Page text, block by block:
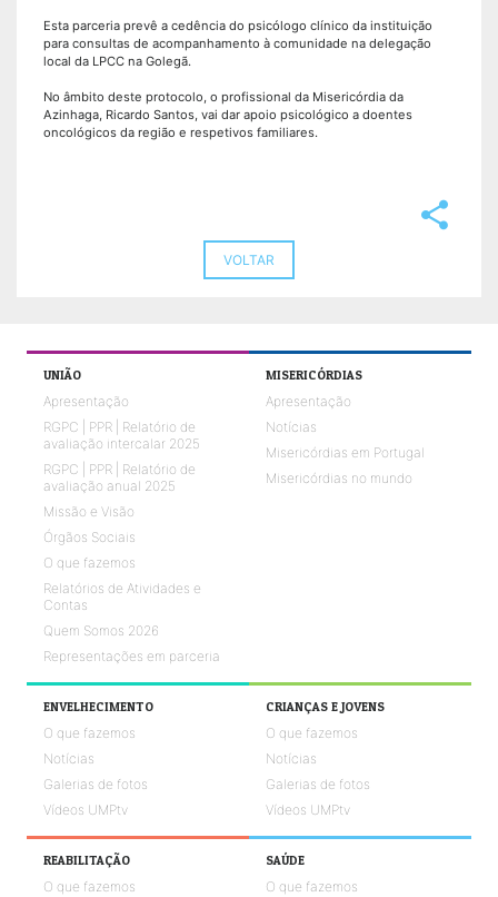
Esta parceria prevê a cedência do psicólogo clínico da instituição
para consultas de acompanhamento à comunidade na delegação
local da LPCC na Golegã.
No âmbito deste protocolo, o profissional da Misericórdia da
Azinhaga, Ricardo Santos, vai dar apoio psicológico a doentes
oncológicos da região e respetivos familiares.
share
VOLTAR
UNIÃO
Apresentação
RGPC | PPR | Relatório de
avaliação intercalar 2025
RGPC | PPR | Relatório de
avaliação anual 2025
Missão e Visão
Órgãos Sociais
O que fazemos
Relatórios de Atividades e
Contas
Quem Somos 2026
Representações em parceria
MISERICÓRDIAS
Apresentação
Notícias
Misericórdias em Portugal
Misericórdias no mundo
ENVELHECIMENTO
O que fazemos
Notícias
Galerias de fotos
Vídeos UMPtv
CRIANÇAS E JOVENS
O que fazemos
Notícias
Galerias de fotos
Vídeos UMPtv
REABILITAÇÃO
O que fazemos
SAÚDE
O que fazemos